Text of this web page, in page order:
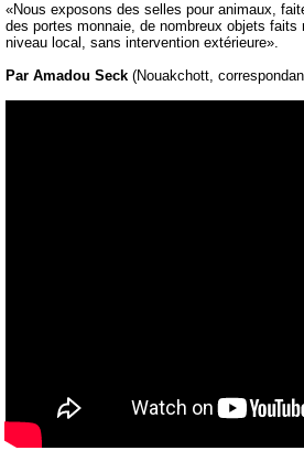
«Nous exposons des selles pour animaux,
des portes monnaie, de nombreux objets
niveau local, sans intervention extérieure».
Par Amadou Seck (Nouakchott,